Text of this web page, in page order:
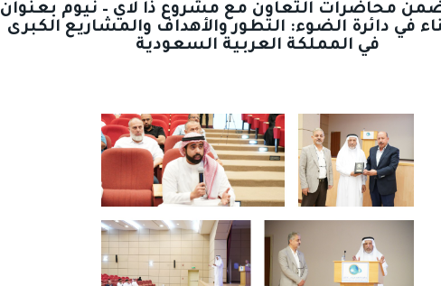
محاضرات التعاون مع مشروع ذا لاي – نيوم بعنوان
في دائرة الضوء: التطور والأهداف والمشاريع الكبرى
في المملكة العربية السعودية